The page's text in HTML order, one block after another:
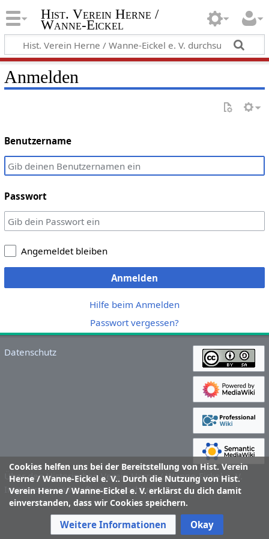
Hist. Verein Herne /
Wanne-Eickel
Anmelden
Benutzername
Passwort
Angemeldet bleiben
Anmelden
Hilfe beim Anmelden
Passwort vergessen?
Cookies helfen uns bei der Bereitstellung von Hist. Verein
Herne / Wanne-Eickel e. V.. Durch die Nutzung von Hist.
Verein Herne / Wanne-Eickel e. V. erklärst du dich damit
einverstanden, dass wir Cookies speichern.
Weitere Informationen Okay
Datenschutz
Über den Historischen Verein Herne / Wanne-Eickel e. V.
Impressum und Haftungsausschluss